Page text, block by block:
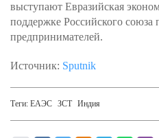
выступают Евразийская
поддержке Российского
предпринимателей.
Источник: Sputnik
Теги: ЕАЭС ЗСТ Индия